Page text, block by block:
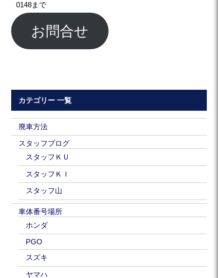
0148まで
お問合せ
カテゴリー 一覧
廃車方法
スタッフブログ
スタッフＫＵ
スタッフＫＩ
スタッフ山
車体番号場所
ホンダ
PGO
スズキ
ヤマハ